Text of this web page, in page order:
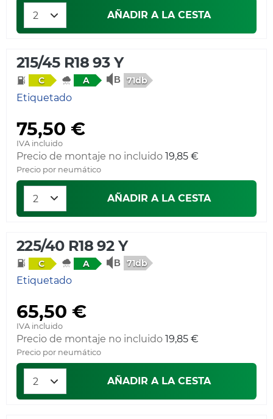
AÑADIR A LA CESTA
215/45 R18 93 Y
C A 71db
Etiquetado
75,50 €
IVA incluido
Precio de montaje no incluido 19,85 €
Precio por neumático
AÑADIR A LA CESTA
225/40 R18 92 Y
C A 71db
Etiquetado
65,50 €
IVA incluido
Precio de montaje no incluido 19,85 €
Precio por neumático
AÑADIR A LA CESTA